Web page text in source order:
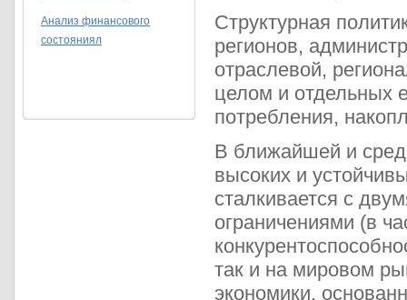
Структурная
регионов,
отраслевой,
целом и отдельных
потребления,
В ближайшей и
высоких и
сталкивается с
ограничениями (в
так и на мировом
экономики,
Анализ финансового
состояниял